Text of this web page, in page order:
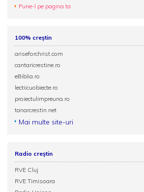
Pune-l pe pagina ta
100% creștin
ariseforchrist.com
cantaricrestine.ro
eBiblia.ro
lectiicuobiecte.ro
proiectulimpreuna.ro
tanarcrestin.net
Mai multe site-uri
Radio creștin
RVE Cluj
RVE Timisoara